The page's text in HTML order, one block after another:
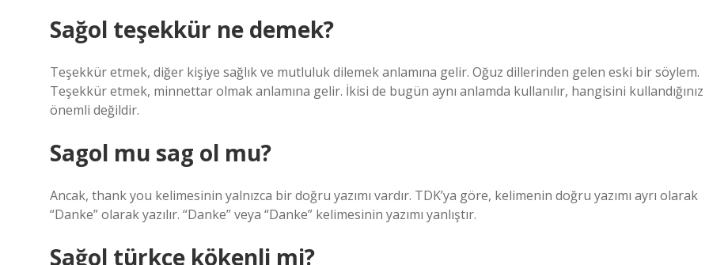
Sağol teşekkür ne demek?
Teşekkür etmek, diğer kişiye sağlık ve mutluluk dilemek anlamına gelir. Oğuz dillerinden gelen eski bir söylem.
Teşekkür etmek, minnettar olmak anlamına gelir. İkisi de bugün aynı anlamda kullanılır, hangisini kullandığınız
önemli değildir.
Sagol mu sag ol mu?
Ancak, thank you kelimesinin yalnızca bir doğru yazımı vardır. TDK’ya göre, kelimenin doğru yazımı ayrı olarak
“Danke” olarak yazılır. “Danke” veya “Danke” kelimesinin yazımı yanlıştır.
Sağol türkçe kökenli mi?